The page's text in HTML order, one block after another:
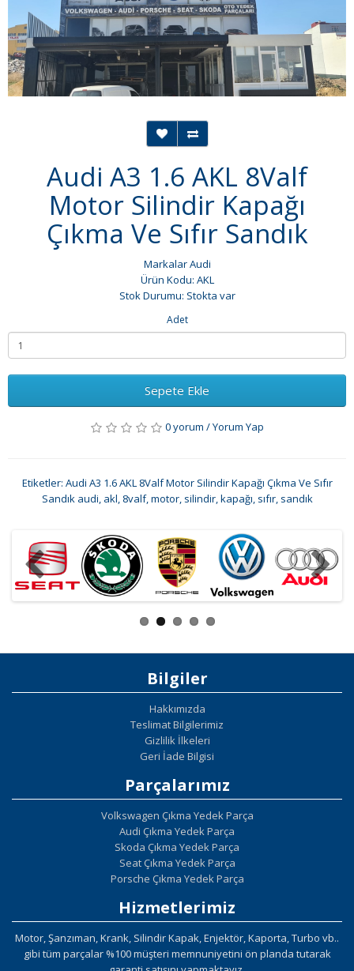
Audi A3 1.6 AKL 8Valf
Motor Silindir Kapağı
Çıkma Ve Sıfır Sandık
MarkalarAudi
Ürün Kodu: AKL
Stok Durumu: Stokta var
Adet
Sepete Ekle
0 yorum /Yorum Yap
Etiketler: Audi A3 1.6 AKL 8Valf Motor Silindir Kapağı Çıkma Ve Sıfır
Sandık audi, akl, 8valf,motor, silindir,kapağı, sıfır, sandık
Bilgiler
Hakkımızda
Teslimat Bilgilerimiz
Gizlilik İlkeleri
Geri İade Bilgisi
Parçalarımız
Volkswagen Çıkma Yedek Parça
Audi Çıkma Yedek Parça
Skoda Çıkma Yedek Parça
Seat Çıkma Yedek Parça
Porsche Çıkma Yedek Parça
Hizmetlerimiz
Motor, Şanzıman, Krank, Silindir Kapak, Enjektör, Kaporta, Turbo vb..
gibi tüm parçalar %100 müşteri memnuniyetini ön planda tutarak